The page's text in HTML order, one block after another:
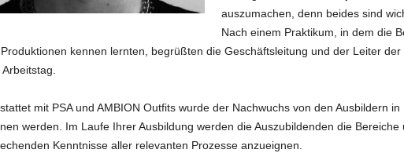
auszumachen, denn beides sind
Nach einem Praktikum, in dem die
kennen lernten, begrüßten die Geschäftsleitung und der Leiter
mit PSA und AMBION Outfits wurde der Nachwuchs von den Ausbildern
werden. Im Laufe Ihrer Ausbildung werden die Auszubildenden die
Kenntnisse aller relevanten Prozesse anzueignen.